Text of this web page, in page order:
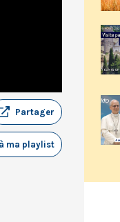
Partager
ma playlist